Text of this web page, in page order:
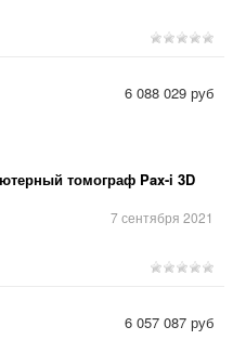
томограф Pax-i 3D
7 сентября 2021
6 088 029 руб
6 057 087 руб